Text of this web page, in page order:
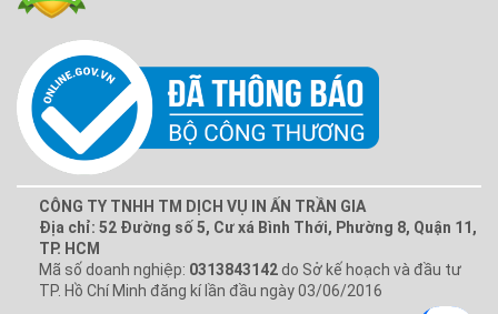
CÔNG TY TNHH TM DỊCH VỤ IN ẤN TRẦN GIA
Địa chỉ: 52 Đường số 5, Cư xá Bình Thới, Phường 8, Quận 11,
TP. HCM
Mã số doanh nghiệp: 0313843142 do Sở kế hoạch và đầu tư
TP. Hồ Chí Minh đăng kí lần đầu ngày 03/06/2016